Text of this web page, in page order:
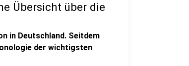
Übersicht über die
in Deutschland. Seitdem
der wichtigsten